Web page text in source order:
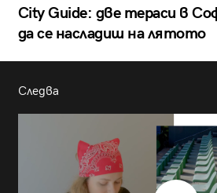
City Guide: две тераси в
да се насладиш на лятото
Следва